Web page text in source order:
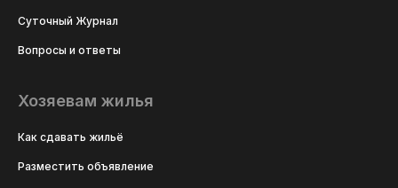
Суточный Журнал
Вопросы и ответы
Хозяевам жилья
Как сдавать жильё
Разместить объявление